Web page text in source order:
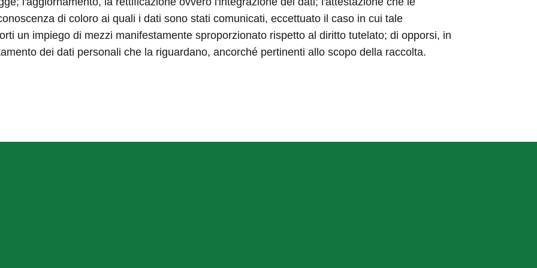
di coloro ai quali i dati sono stati comunicati, eccettuato il caso in cui tale
un impiego di mezzi manifestamente sproporzionato rispetto al diritto tutelato; di opporsi, in
dei dati personali che la riguardano, ancorché pertinenti allo scopo della raccolta.